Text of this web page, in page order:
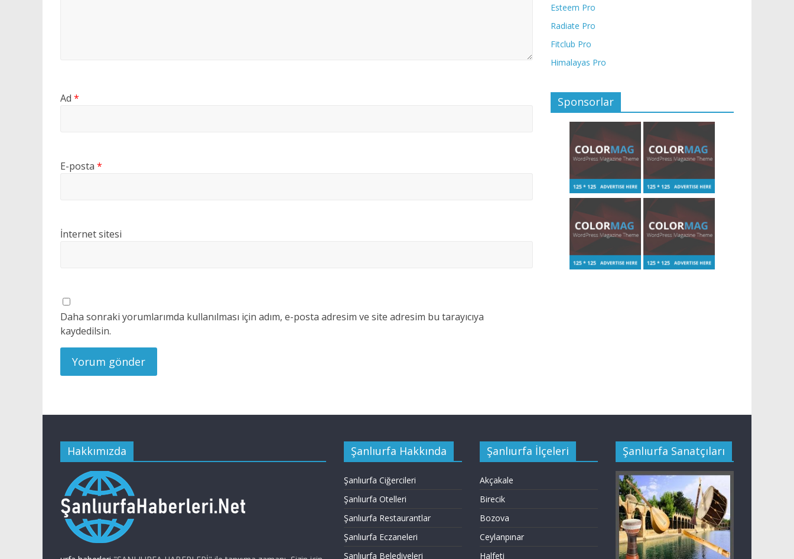
Ad *
E-posta *
İnternet sitesi
Daha sonraki yorumlarımda kullanılması için adım, e-posta adresim ve site adresim bu tarayıcıya
kaydedilsin.
Esteem Pro
Radiate Pro
Fitclub Pro
Himalayas Pro
Sponsorlar
Hakkımızda Şanlıurfa Hakkında
Şanlıurfa Ciğercileri
Şanlıurfa Otelleri
Şanlıurfa Restaurantlar
Şanlıurfa Eczaneleri
Şanlıurfa Belediyeleri
Şanlıurfa İlçeleri
Akçakale
Birecik
Bozova
Ceylanpınar
Halfeti
Şanlıurfa Sanatçıları